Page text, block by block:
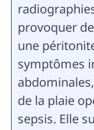
provoquer
une
symptômes
de la plaie
sepsis. Elle